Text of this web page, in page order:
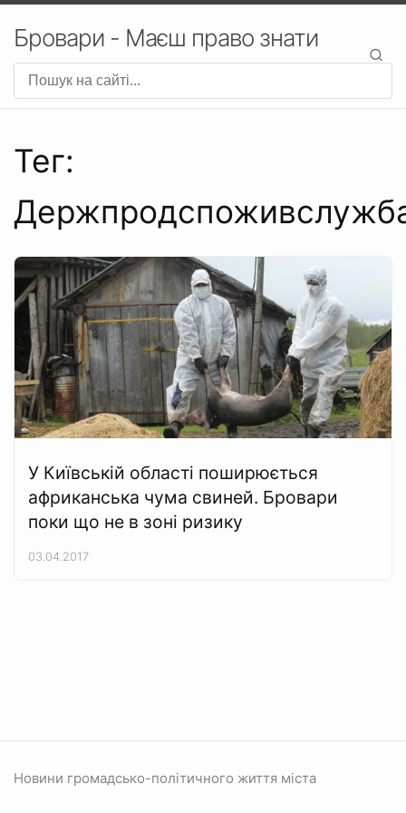
Бровари - Маєш право знати
Тег:
У Київській області поширюється
африканська чума свиней. Бровари
поки що не в зоні ризику
03.04.2017
Новини громадсько-політичного життя міста